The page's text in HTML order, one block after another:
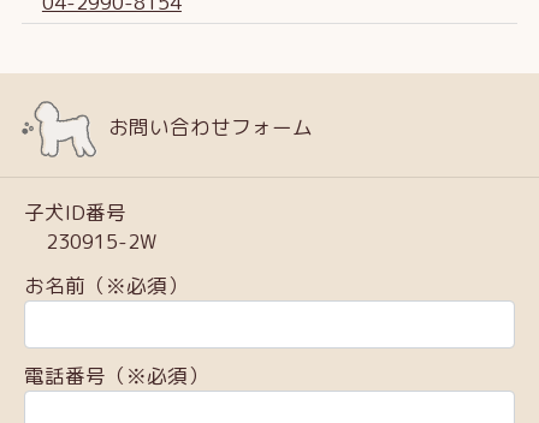
お問い合わせフォーム
子犬ID番号
230915-2W
お名前（※必須）
電話番号（※必須）